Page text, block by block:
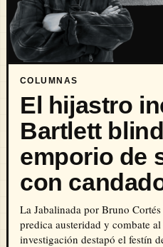
COLUMNAS
El hijastro
Bartlett
emporio de
con
La Jabalinada por Bruno
predica austeridad y combate
investigación destapó el festín